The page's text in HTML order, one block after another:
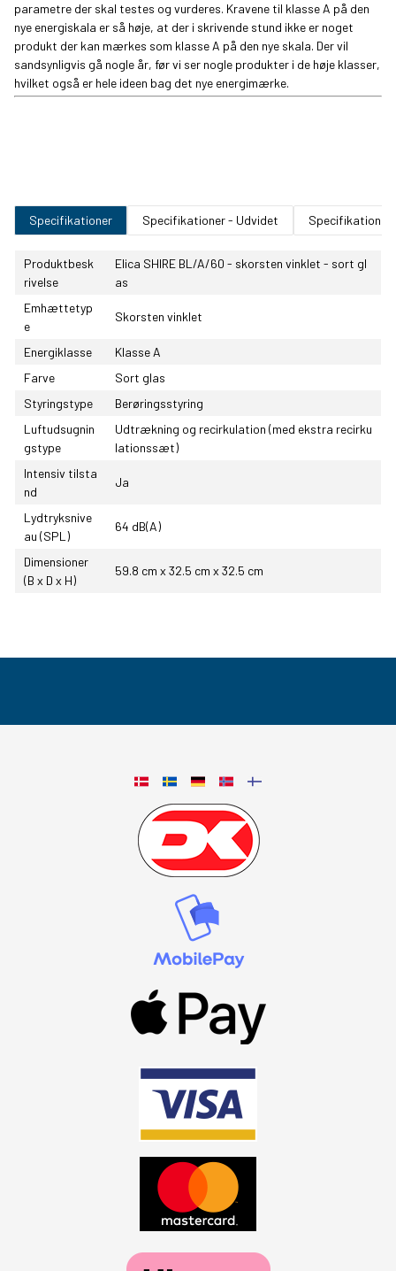
parametre der skal testes og vurderes. Kravene til klasse A på den
nye energiskala er så høje, at der i skrivende stund ikke er noget
produkt der kan mærkes som klasse A på den nye skala. Der vil
sandsynligvis gå nogle år, før vi ser nogle produkter i de høje klasser,
hvilket også er hele ideen bag det nye energimærke.
Specifikationer Specifikationer - Udvidet Specifikationer
Produktbesk
rivelse
Elica SHIRE BL/A/60 - skorsten vinklet - sort gl
as
Emhættetyp
e
Skorsten vinklet
Energiklasse
Klasse A
Farve
Sort glas
Styringstype
Berøringsstyring
Luftudsugnin
gstype
Udtrækning og recirkulation (med ekstra recirku
lationssæt)
Intensiv tilsta
nd
Ja
Lydtryksnive
au (SPL)
64 dB(A)
Dimensioner
(B x D x H)
59.8 cm x 32.5 cm x 32.5 cm